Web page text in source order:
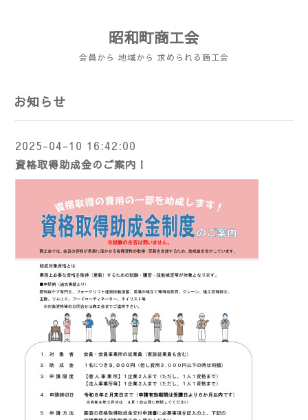
昭和町商工会
会員から 地域から 求められる商工会
お知らせ
2025-04-10 16:42:00
資格取得助成金のご案内！